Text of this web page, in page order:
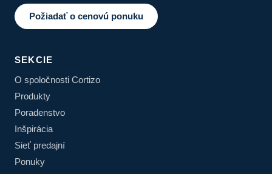
Požiadať o cenovú ponuku
SEKCIE
O spoločnosti Cortizo
Produkty
Poradenstvo
Inšpirácia
Sieť predajní
Ponuky